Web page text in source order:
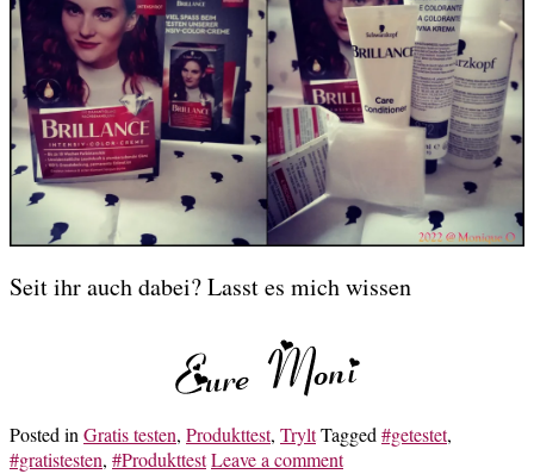
Seit ihr auch dabei? Lasst es mich wissen
Posted in Gratis testen, Produkttest, TryltTagged #getestet,
#gratistesten, #ProdukttestLeave a comment